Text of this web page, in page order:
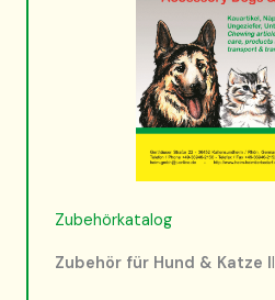
Zubehörkatalog
Zubehör für Hund & Katze II